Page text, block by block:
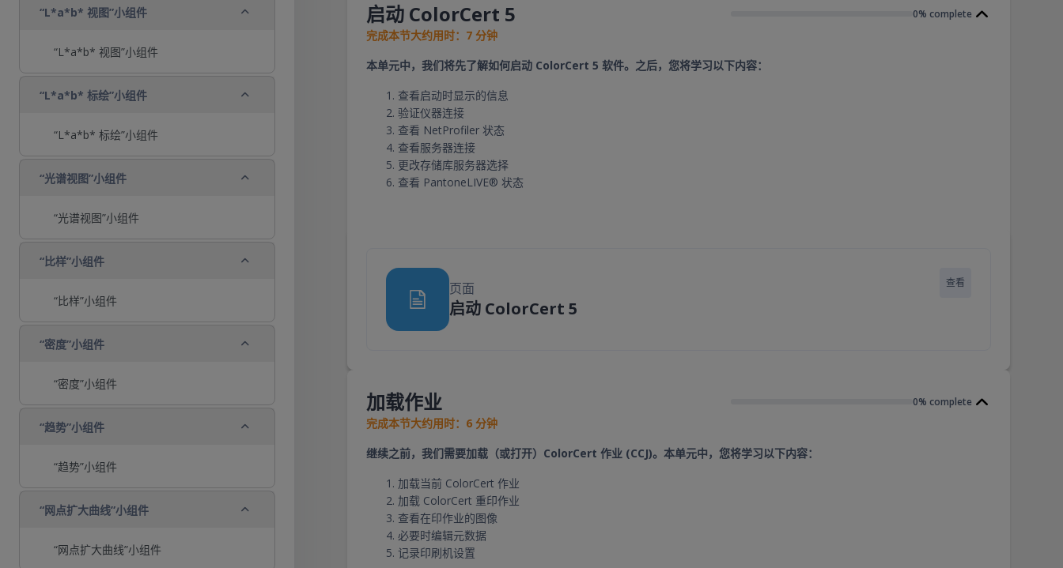
“L*a*b* 视图”小组件 折叠
“L*a*b* 视图”小组件
“L*a*b* 标绘”小组件 折叠
“L*a*b* 标绘”小组件
“光谱视图”小组件 折叠
“光谱视图”小组件
“比样”小组件 折叠
“比样”小组件
“密度”小组件 折叠
“密度”小组件
“趋势”小组件 折叠
“趋势”小组件
“网点扩大曲线”小组件 折叠
“网点扩大曲线”小组件
启动 ColorCert 5 0% complete
完成本节大约用时：7 分钟
本单元中，我们将先了解如何启动 ColorCert 5 软件。之后，您将学习以下内容：
查看启动时显示的信息
验证仪器连接
查看 NetProfiler 状态
查看服务器连接
更改存储库服务器选择
查看 PantoneLIVE® 状态
页面
启动 ColorCert 5
查看
加载作业 0% complete
完成本节大约用时：6 分钟
继续之前，我们需要加载（或打开）ColorCert 作业 (CCJ)。本单元中，您将学习以下内容：
加载当前 ColorCert 作业
加载 ColorCert 重印作业
查看在印作业的图像
必要时编辑元数据
记录印刷机设置